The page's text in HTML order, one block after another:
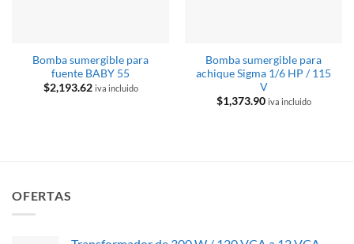
Bomba sumergible para
fuente BABY 55
$2,193.62 iva incluido
Bomba sumergible para
achique Sigma 1/6 HP / 115
V
$1,373.90 iva incluido
OFERTAS